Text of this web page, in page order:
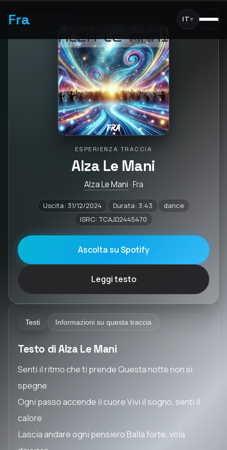
Fra IT▾
ESPERIENZA TRACCIA
Alza Le Mani
Alza Le Mani · Fra
Uscita: 31/12/2024 Durata: 3:43
dance
ISRC: TCAJD2445470
Ascolta su Spotify
Leggi testo
Testi Informazioni su questa traccia
Testo di Alza Le Mani
Senti il ritmo che ti prende Questa notte non si
spegne
Ogni passo accende il cuore Vivi il sogno, senti il
calore
Lascia andare ogni pensiero Balla forte, vola